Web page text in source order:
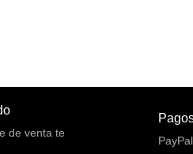
Cables
de venta te